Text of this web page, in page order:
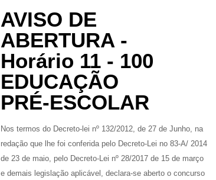
AVISO DE
ABERTURA -
Horário 11 - 100
EDUCAÇÃO
PRÉ-ESCOLAR
Nos termos do Decreto-lei nº 132/2012, de 27 de Junho, na
redação que lhe foi conferida pelo Decreto-Lei no 83-A/ 2014
de 23 de maio, pelo Decreto-Lei nº 28/2017 de 15 de março
e demais legislação aplicável, declara-se aberto o concurso